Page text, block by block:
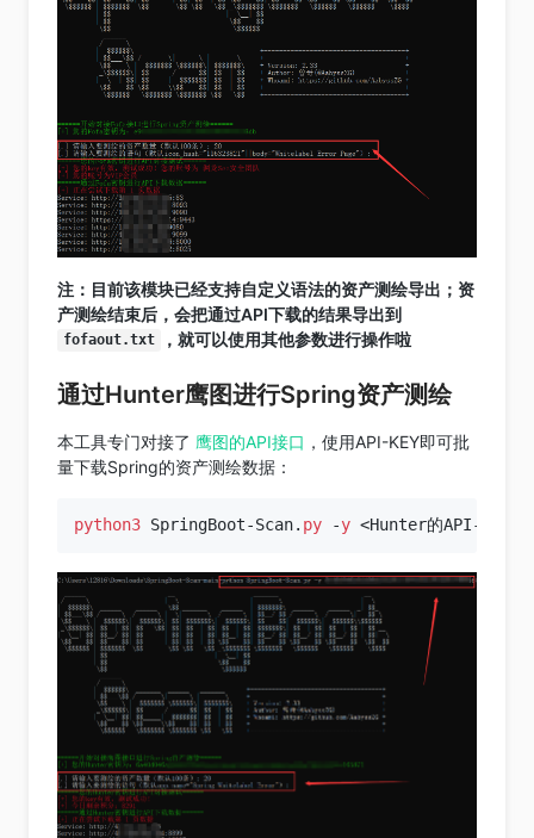
注：目前该模块已经支持自定义语法的资产测绘导出；资
产测绘结束后，会把通过API下载的结果导出到
fofaout.txt ，就可以使用其他参数进行操作啦
通过Hunter鹰图进行Spring资产测绘
本工具专门对接了 鹰图的API接口 ，使用API-KEY即可批
量下载Spring的资产测绘数据：
python3 SpringBoot-Scan. py -y